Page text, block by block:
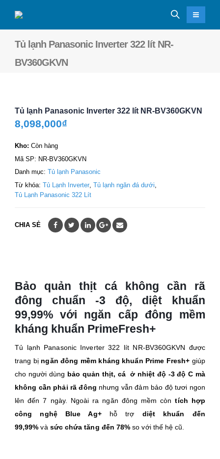
Tủ lạnh Panasonic Inverter 322 lít NR-
BV360GKVN
Tủ lạnh Panasonic Inverter 322 lít NR-BV360GKVN
8,098,000₫
Kho: Còn hàng
Mã SP: NR-BV360GKVN
Danh mục: Tủ lạnh Panasonic
Từ khóa: Tủ Lạnh Inverter Tủ lạnh ngăn đá dưới
Tủ Lạnh Panasonic 322 Lít
CHIA SẺ
Bảo quản thịt cá không cần rã
đông chuẩn -3 độ, diệt khuẩn
99,99% với ngăn cấp đông mềm
kháng khuẩn PrimeFresh+
Tủ lạnh Panasonic Inverter 322 lít NR-BV360GKVN được
trang bị ngăn đông mềm kháng khuẩn Prime Fresh+ giúp
cho người dùng bảo quản thịt, cá ở nhiệt độ -3 độ C mà
không cần phải rã đông nhưng vẫn đảm bảo độ tươi ngon
lên đến 7 ngày. Ngoài ra ngăn đông mềm còn tích hợp
công nghệ Blue Ag+ hỗ trợ diệt khuẩn đến
99,99% vàsức chứa tăng đến 78% so với thế hệ cũ.